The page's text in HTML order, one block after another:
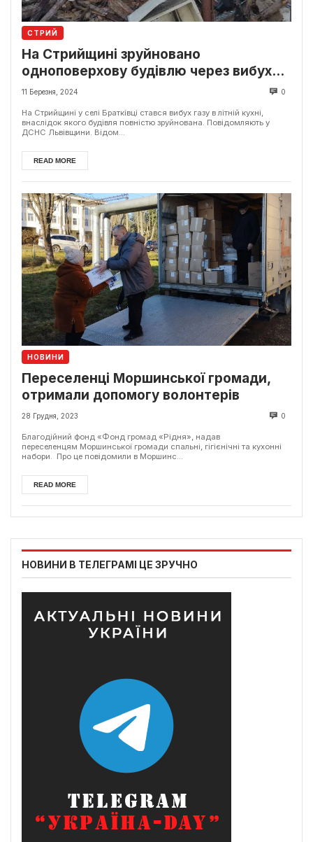
СТРИЙ
На Стрийщині зруйновано
одноповерхову будівлю через вибух
газу
11 Березня, 2024 0
На Стрийщині у селі Братківці стався вибух газу в літній кухні,
внаслідок якого будівля повністю зруйнована. Повідомляють у
ДСНС Львівщини. Відом...
READ MORE
НОВИНИ
Переселенці Моршинської громади,
отримали допомогу волонтерів
28 Грудня, 2023 0
Благодійний фонд «Фонд громад «Рідня», надав
переселенцям Моршинської громади спальні, гігієнічні та кухонні
набори. Про це повідомили в Моршинс...
READ MORE
НОВИНИ В ТЕЛЕГРАМІ ЦЕ ЗРУЧНО